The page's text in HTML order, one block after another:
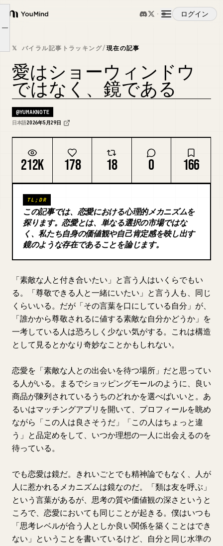
YouMind
ログイン
概要
ユースケース
スキル
プロンプト
料金
ダウンロード
ブログ
𝕏 バイラル記事トラッキング/現在の記事
愛はショーウィンドウ
ではなく、鏡である
@YUMAKNOTE
日本語2026年5月29日
212K 178 18 0 166
TL;DR
この記事では、恋愛における心理的メカニズムを
探ります。恋愛とは、単なる選択の市場ではな
く、私たち自身の価値観や自己肯定感を映し出す
鏡のような存在であることを論じます。
「素敵な人と付き合いたい」と言う人はいくらでもい
る。「尊敬できる人と一緒にいたい」と言う人も、同じ
くらいいる。だが「その言葉を口にしている自分」が、
「誰かから尊敬されるに値する素敵な自分かどうか」を
一考している人は恐ろしく少ない気がする。これは構造
として見るとかなり奇妙なことかもしれない。
恋愛を「素敵な人との出会いを待つ場所」だと思ってい
る人がいる。まるでショッピングモールのように、良い
商品が陳列されているうちのどれかを選べばいいと。あ
るいはマッチングアプリを開いて、プロフィールを眺め
ながら「この人は良さそうだ」「この人はちょっと違
う」と品定めをして、いつか理想の一人に出会えるのを
待っている。
でも恋愛は鏡だ。きれいごとでも精神論でもなく、人が
人に惹かれるメカニズムは鏡なのだ。「類は友を呼ぶ」
という言葉があるが、思考の質や価値観の深さというと
ころで、恋愛においても同じことが起きる。僕はいつも
「思考レベルが合う人としか良い関係を築くことはでき
ない」ということを書いているけど、自分と同じ水準の